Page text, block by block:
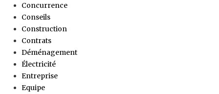
Concurrence
Conseils
Construction
Contrats
Déménagement
Électricité
Entreprise
Equipe